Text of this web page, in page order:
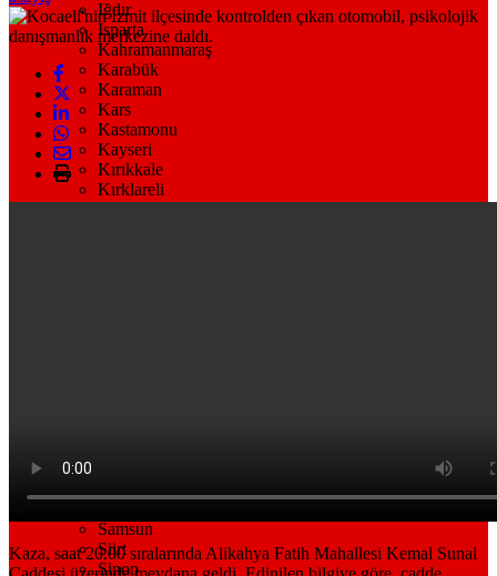
Iğdır
Isparta
Kahramanmaraş
Karabük
Karaman
Kars
Kastamonu
Kayseri
Kırıkkale
Kırklareli
Samsun
Siirt
Sinop
Kaza, saat 20.00 sıralarında Alikahya Fatih Mahallesi Kemal Sunal